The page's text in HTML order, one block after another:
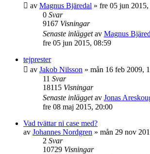
av Magnus Bjäredal » fre 05 jun
0 Svar
9167 Visningar
Senaste inläggetav Magnus
fre 05 jun 2015, 08:59
tejprester
av Jakob Nilsson » mån 16 feb 2009,
11 Svar
18115 Visningar
Senaste inläggetav Jonas
fre 08 maj 2015, 20:00
Vad tvättar ni case med?
av Johannes Nordgren » mån 29 nov
2 Svar
10729 Visningar